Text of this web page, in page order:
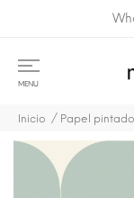
MENU
Inicio Papel pintado